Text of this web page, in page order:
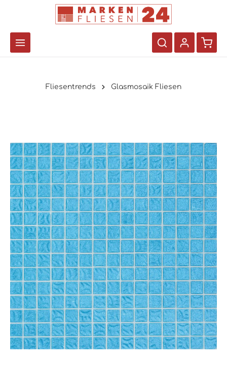
Fliesentrends Glasmosaik Fliesen